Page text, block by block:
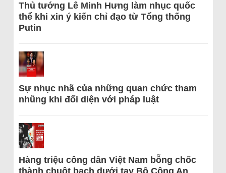
Thủ tướng Lê Minh Hưng làm nhục quốc
thể khi xin ý kiến chỉ đạo từ Tổng thống
Putin
Sự nhục nhã của những quan chức tham
nhũng khi đối diện với pháp luật
Hàng triệu công dân Việt Nam bỗng chốc